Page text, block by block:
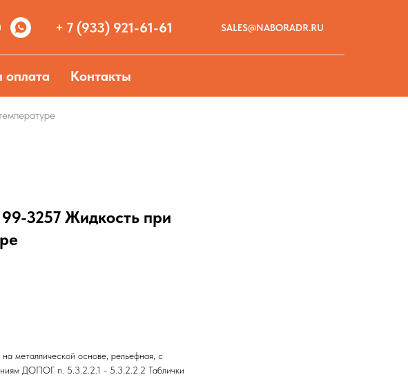
+ 7 (933) 921-61-61 SALES@NABORADR.RU
оплата Контакты
3257 Жидкость при
металлической основе, рельефная, с
ДОПОГ п. 5.3.2.2.1 - 5.3.2.2.2 Таблички